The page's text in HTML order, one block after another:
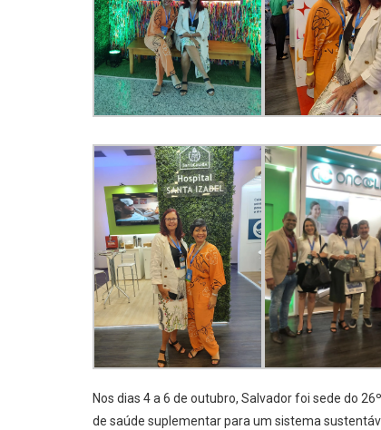
Nos dias 4 a 6 de outubro, Salvador foi sede do
de saúde suplementar para um sistema